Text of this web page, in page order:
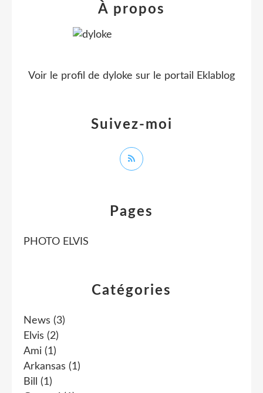
Catégories
News (3)
Elvis (2)
Ami (1)
Arkansas (1)
Bill
(1)
Pages
PHOTO ELVIS
Suivez-moi
À propos
Voir le profil de dyloke sur le portail Eklablog